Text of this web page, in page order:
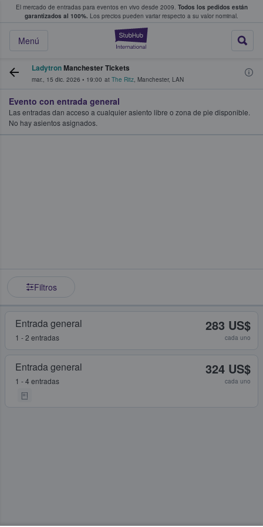
El mercado de entradas para eventos en vivo desde 2009. Todos los pedidos están
garantizados al 100%. Los precios pueden variar respecto a su valor nominal.
StubHub:
Menú
y venta de entradas entre fans
LadytronManchester Tickets
mar., 15 dic. 2026 • 19:00 at The Ritz, Manchester, LAN
Evento con entrada general
Las entradas dan acceso a cualquier asiento libre o zona de pie disponible.
No hay asientos asignados.
Filtros
Entrada general
1 - 2 entradas
283 US$
cada uno
Entrada general
1 - 4 entradas
324 US$
cada uno